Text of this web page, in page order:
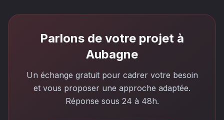
Parlons de votre projet à
Aubagne
Un échange gratuit pour cadrer votre besoin
et vous proposer une approche adaptée.
Réponse sous 24 à 48h.